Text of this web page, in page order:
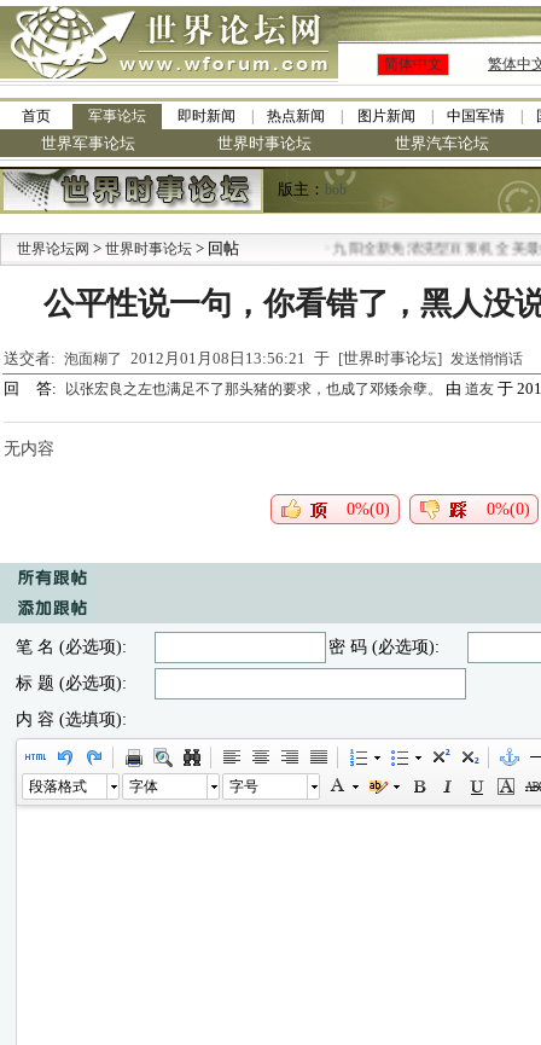
简体中文 繁体中
首页 军事论坛 即时新闻 热点新闻 图片新闻 中国军情
世界军事论坛 世界时事论坛 世界汽车论坛
版主： bob
世界论坛网 > 世界时事论坛 > 回帖 九阳全新免清洗型豆浆机 全美最低
公平性说一句，你看错了，黑人没
送交者: 泡面糊了 2012月01月08日13:56:21 于 [世界时事论坛] 发送悄悄话
回 答: 以张宏良之左也满足不了那头猪的要求，也成了邓矮余孽。 由 道友 于
无内容
0%(0) 0%(0)
笔 名 (必选项):
密 码 (必选项):
标 题 (必选项):
内 容 (选填项):
段落格式 字体 字号